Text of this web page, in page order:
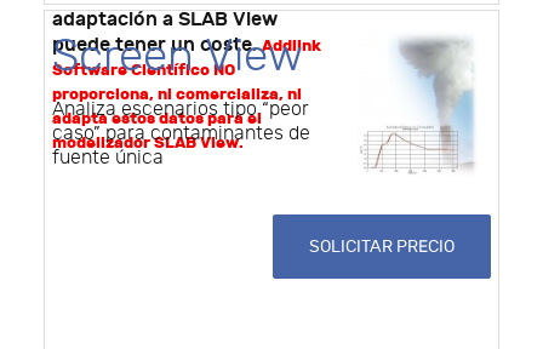
adaptación a SLAB View
puede tener un coste.Addlink
Software Científico NO
proporciona, ni comercializa, ni
adapta estos datos para el
modelizador SLAB View.
Screen View
Analiza escenarios tipo “peor
caso” para contaminantes de
fuente única
SOLICITAR PRECIO